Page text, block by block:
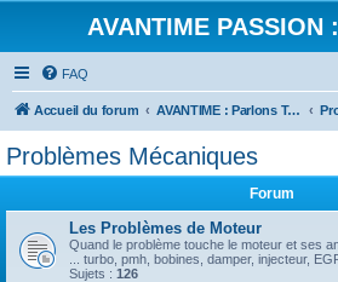
AVANTIME PASSION
FAQ
Accueil du forum AVANTIME : Parlons Technique
Problèmes Mécaniques
Forum
Les Problèmes de Moteur
Quand le problème touche le moteur et ses
... turbo, pmh, bobines, damper, injecteur,
Sujets : 126